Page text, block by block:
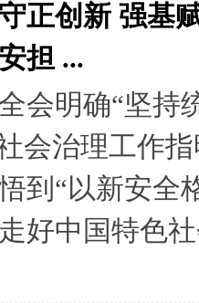
正创新 强基
担 ...
会明确“坚持
会治理工作
到“以新安全
好中国特色